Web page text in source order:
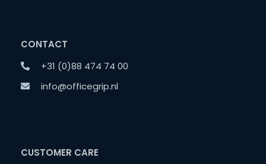
CONTACT
+31 (0)88 474 74 00
info@officegrip.nl
CUSTOMER CARE